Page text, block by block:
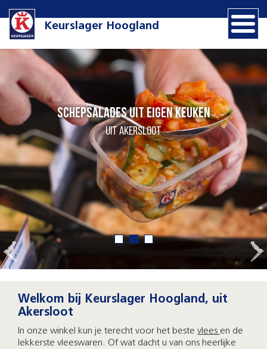
Keurslager Hoogland
Schepsalades uit eigen keuken
Uit Akersloot
Welkom bij Keurslager Hoogland, uit
Akersloot
In onze winkel kun je terecht voor het beste vlees en de
lekkerste vleeswaren. Of wat dacht u van ons heerlijke